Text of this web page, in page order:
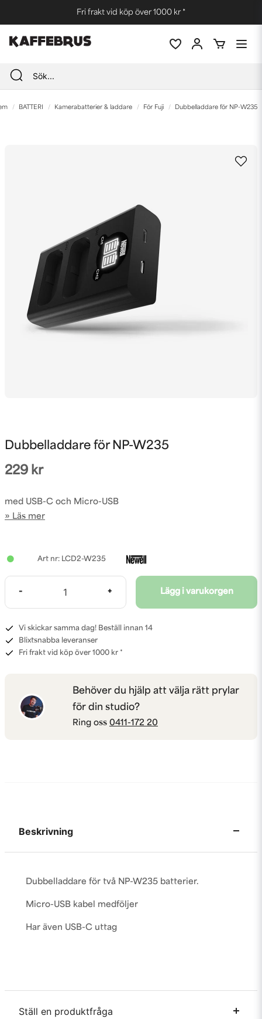
Fri frakt vid köp över 1000 kr *
BATTERI Kamerabatterier & laddare För Fuji Dubbelladdare för NP-W235
Dubbelladdare för NP-W235
229 kr
med USB-C och Micro-USB
Läs mer
LCD2-W235
- + Lägg i varukorgen
Vi skickar samma dag! Beställ innan 14
Blixtsnabba leveranser
Fri frakt vid köp över 1000 kr *
Behöver du hjälp att välja rätt prylar
för din studio?
Ring oss 0411-172 20
Beskrivning
Dubbelladdare för två NP-W235 batterier.
Micro-USB kabel medföljer
Har även USB-C uttag
Ställ en produktfråga